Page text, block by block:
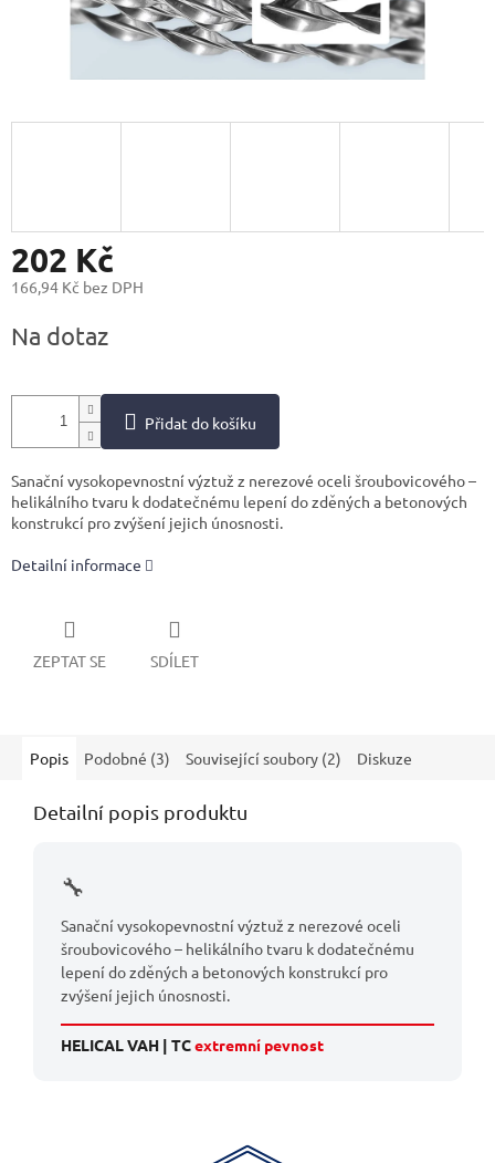
202 Kč
166,94 Kč bez DPH
cena:
Na dotaz
Přidat do košíku
Sanační vysokopevnostní výztuž z nerezové oceli šroubovicového –
helikálního tvaru k dodatečnému lepení do zděných a betonových
konstrukcí pro zvýšení jejich únosnosti.
Detailní informace
ZEPTAT SE SDÍLET
Popis Podobné (3) Související soubory (2) Diskuze
Detailní popis produktu
Sanační vysokopevnostní výztuž z nerezové oceli
šroubovicového – helikálního tvaru k dodatečnému
lepení do zděných a betonových konstrukcí pro
zvýšení jejich únosnosti.
HELICAL VAH | TCextremní pevnost